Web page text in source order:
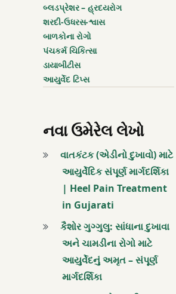
બ્લડપ્રેશર – હ્રદયરોગ
શરદી-ઉધરસ-શ્વાસ
બાળકોના રોગો
પંચકર્મ ચિકિત્સા
ડાયાબીટીસ
આયુર્વેદ ટિપ્સ
નવા ઉમેરેલ લેખો
વાતકંટક (એડીનો દુખાવો) માટે
આયુર્વેદિક સંપૂર્ણ માર્ગદર્શિકા
| Heel Pain Treatment
in Gujarati
કૈશોર ગુગ્ગુલુ: સાંધાના દુખાવા
અને ચામડીના રોગો માટે
આયુર્વેદનું અમૃત – સંપૂર્ણ
માર્ગદર્શિકા